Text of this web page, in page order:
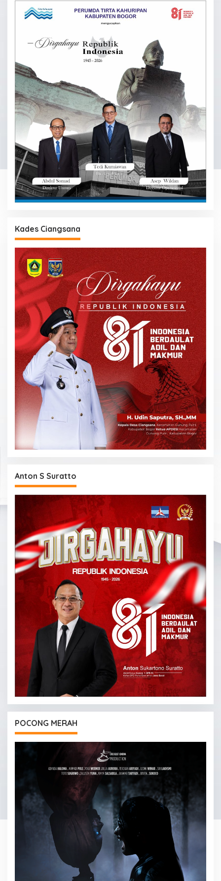
Kades Ciangsana
Anton S Suratto
POCONG MERAH